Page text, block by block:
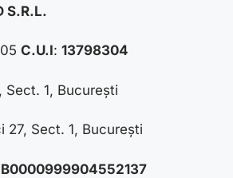
S.R.L.
C.U.I: 13798304
Sect. 1, București
27, Sect. 1, București